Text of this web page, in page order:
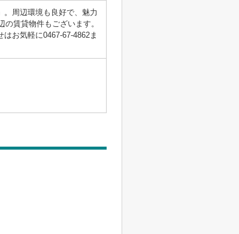
周辺環境も良好で、魅力
賃貸物件もございます。
お気軽に0467-67-4862ま